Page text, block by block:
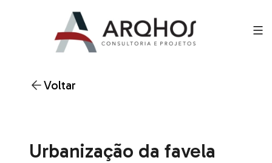
Voltar
Urbanização da favela